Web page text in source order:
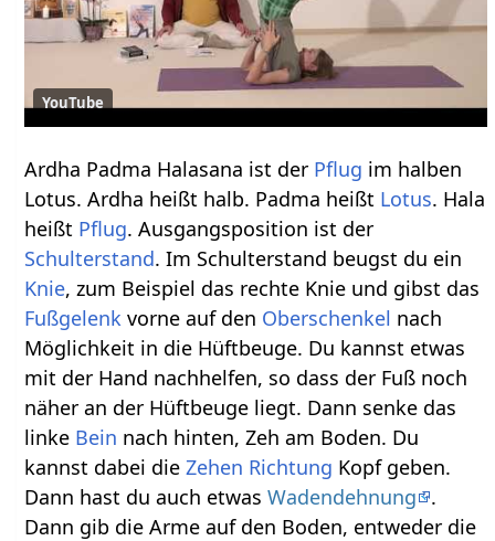
YouTube
Ardha Padma Halasana ist der Pflug im halben
Lotus. Ardha heißt halb. Padma heißt Lotus. Hala
heißt Pflug. Ausgangsposition ist der
Schulterstand. Im Schulterstand beugst du ein
Knie, zum Beispiel das rechte Knie und gibst das
Fußgelenk vorne auf den Oberschenkel nach
Möglichkeit in die Hüftbeuge. Du kannst etwas
mit der Hand nachhelfen, so dass der Fuß noch
näher an der Hüftbeuge liegt. Dann senke das
linke Bein nach hinten, Zeh am Boden. Du
kannst dabei dieZehen Richtung Kopf geben.
Dann hast du auch etwasWadendehnung
.
Dann gib die Arme auf den Boden, entweder die